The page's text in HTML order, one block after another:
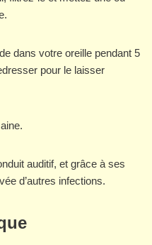
dans votre oreille pendant 5
pour le laisser
auditif, et grâce à ses
d’autres infections.